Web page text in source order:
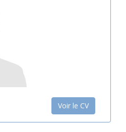
Voir le CV